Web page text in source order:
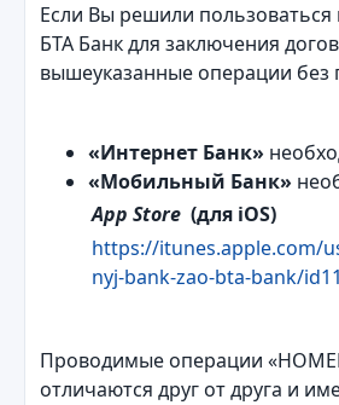
Если Вы решили пользоваться
БТА Банк для заключения
вышеуказанные операции без
«Интернет Банк»
«Мобильный Банк»
App Store (для iOS)
https://itunes.apple.com/
nyj-bank-zao-bta-bank/
Проводимые операции
отличаются друг от друга и